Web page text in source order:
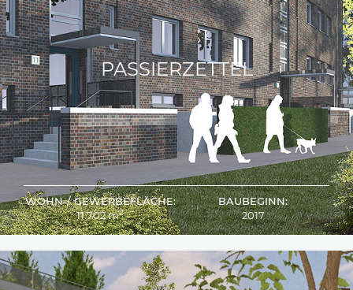
PASSIERZETTEL
WOHN-/ GEWERBEFLÄCHE:
11.702 m2
BAUBEGINN:
2017